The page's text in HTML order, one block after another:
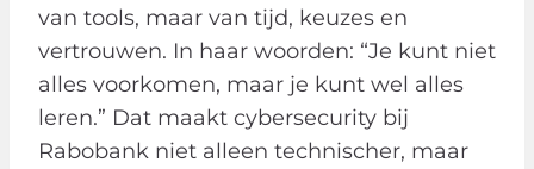
van tools, maar van tijd, keuzes en
vertrouwen. In haar woorden: “Je kunt niet
alles voorkomen, maar je kunt wel alles
leren.” Dat maakt cybersecurity bij
Rabobank niet alleen technischer, maar